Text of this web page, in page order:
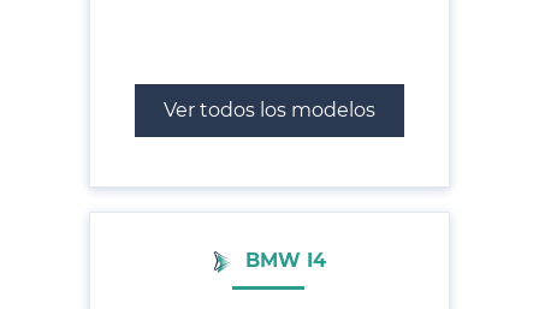
Ver todos los modelos
BMW I4